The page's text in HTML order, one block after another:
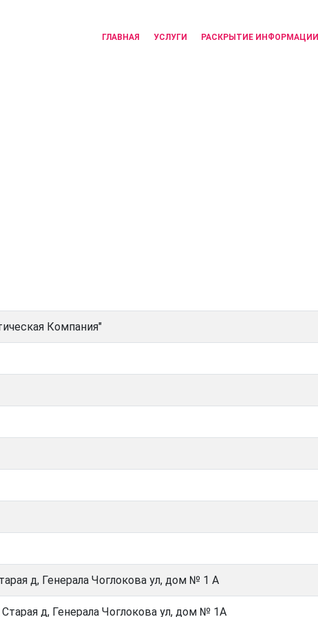
ГЛАВНАЯ УСЛУГИ РАСКРЫТИЕ ИНФОРМАЦИИ
Компания"
д, Генерала Чоглокова ул, дом № 1 А
д, Генерала Чоглокова ул, дом № 1А